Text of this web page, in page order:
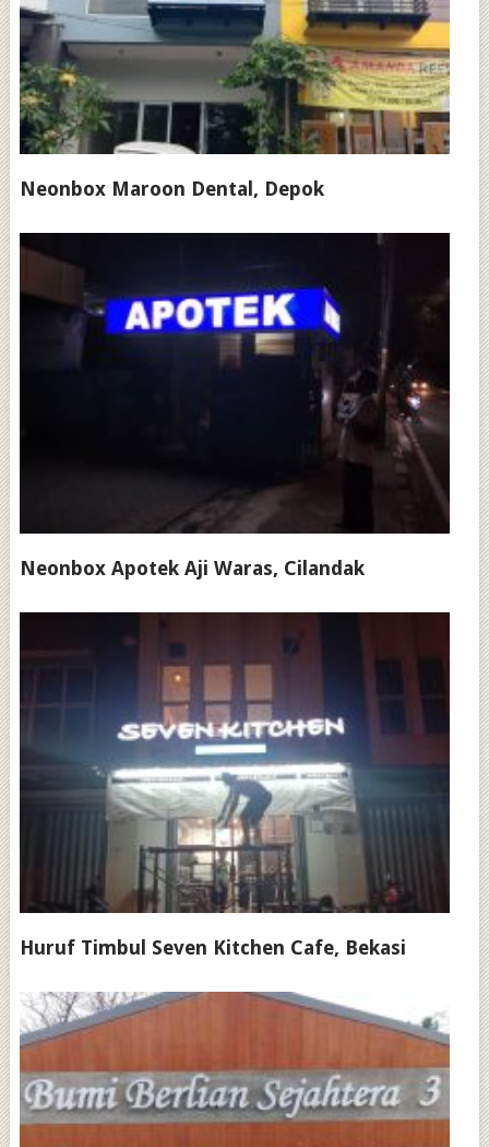
Neonbox Maroon Dental, Depok
Neonbox Apotek Aji Waras, Cilandak
Huruf Timbul Seven Kitchen Cafe, Bekasi